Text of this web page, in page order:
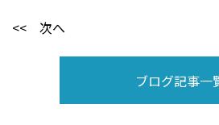
<< 次へ
ブログ記事一